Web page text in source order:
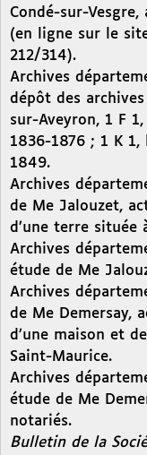
Condé-sur-
(en ligne sur le
212/314).
Archives
dépôt des
sur-Aveyron, 1 F
1836-1876 ; 1 K
1849.
Archives
de Me Jalouzet,
d’une terre située
Archives
étude de Me
Archives
de Me Demersay,
d’une maison et
Saint-Maurice.
Archives
étude de Me
notariés.
Bulletin de la